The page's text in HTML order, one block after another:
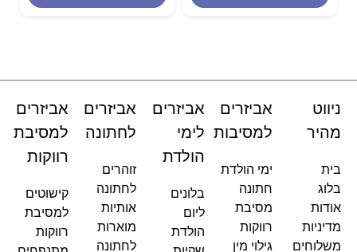
ניווט
מהיר
בית
בלוג
אודות
מדיניות
משלוחים
אביזרים
למסיבות
ימי הולדת
חתונה
מסיבת
רווקות
גילוי מין
אביזרים
לימי
הולדת
בלונים
ליום
הולדת
אביזרים
לחתונה
זוהרים
לחתונה
אותיות
מוארות
לחתונה
אביזרים
למסיבת
רווקות
קישוטים
למסיבת
רווקות